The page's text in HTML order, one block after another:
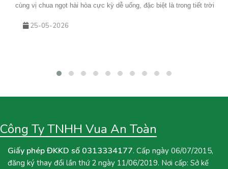
cùng vị chua ngọt hài hòa cực kỳ dễ uống, đặc biệt là trong tiết trời
đậm vị và sốt tắc chua thanh giúp món nước này không chỉ giải
Toàn khám phá ngay công thức Trà Mận Sốt Tắc dưới đây nhé!
25-05-2026
Công Ty TNHH Vua An Toàn
Giấy phép ĐKKD số 0313334177. Cấp ngày 06/07/2015,
đăng ký thay đổi lần thứ 2 ngày 11/06/2019. Nơi cấp: Sở kế